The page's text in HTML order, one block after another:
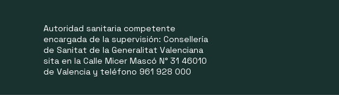
Autoridad sanitaria competente
encargada de la supervisión: Consellería
de Sanitat de la Generalitat Valenciana
sita en la Calle Micer Mascó N° 31 46010
de Valencia y teléfono 961 928 000